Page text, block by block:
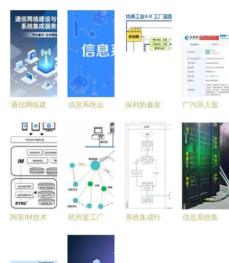
通信网络建
系统集成服
务解析
信息系统运
企业数字化
擎
保利协鑫发
路线图 信
息系统集成
服务引领未
来
广汽等入股
布局信息系
统集成服
务，赋能智
能汽车产业
发展
阿里IM技术
杭州某工厂
系统集成行
信息系统集